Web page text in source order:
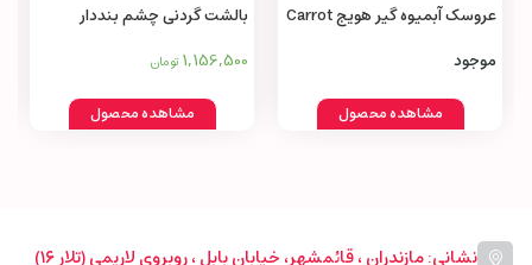
عروسک آبمیوه‌ گیر هویج Carrot
موجود
مشاهده محصول
بالشت گردنی چشم بنددار
1,156,500 تومان
مشاهده محصول
نشانی: مازندران ، قائمشهر، خیابان بابل ، روبروی لاریمی (تلار ۱۶)